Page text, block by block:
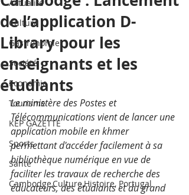
Actualité
Culture
Gastronomie
Société
Economie
Tourisme
KEP GAZETTE
Sports
Santé
Cambodge,Culture,Histoire, Portugal
de l’application D-
Library pour les
enseignants et les
étudiants
Le ministère des Postes et
Télécommunications vient de lancer une
application mobile en khmer
permettant d'accéder facilement à sa
bibliothèque numérique en vue de
faciliter les travaux de recherche des
éducateurs, des étudiants et du grand